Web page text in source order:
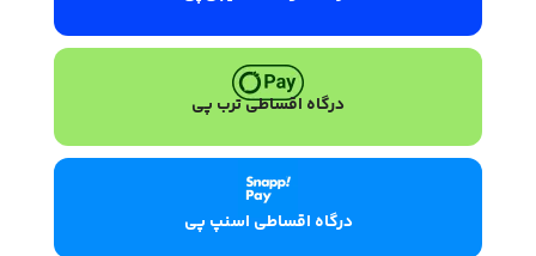
درگاه اقساطی ترب پی
درگاه اقساطی اسنپ پی